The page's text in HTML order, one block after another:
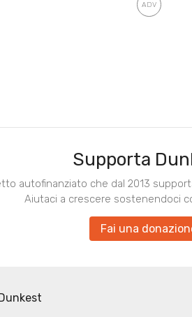
Supporta
autofinanziato che dal 2013
Aiutaci a crescere sostenendoci
Fai una